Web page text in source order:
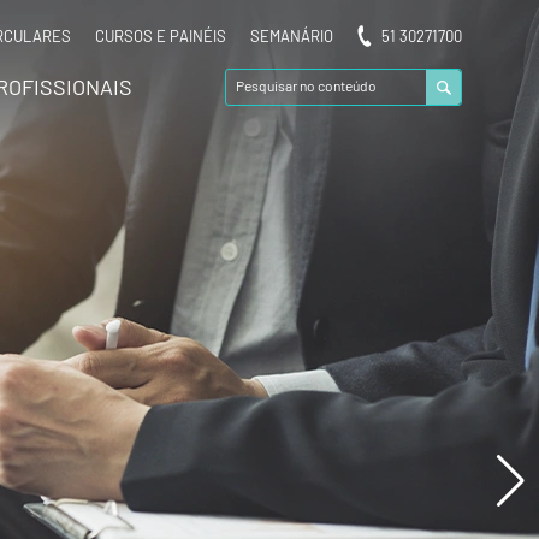
CURSOS E PAINÉIS SEMANÁRIO 51 30271700